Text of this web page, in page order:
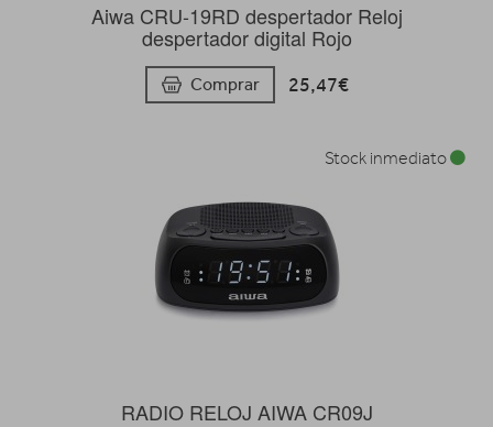
Aiwa CRU-19RD despertador Reloj
despertador digital Rojo
Comprar 25,47€
RADIO RELOJ AIWA CR09J
Stock inmediato